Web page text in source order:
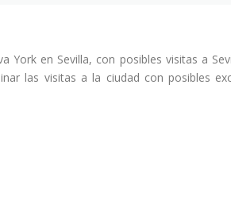
York en Sevilla, con posibles visitas a
las visitas a la ciudad con posibles